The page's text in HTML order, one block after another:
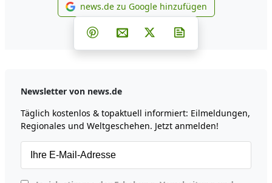
news.de zu Google
news.de zu Google hinzufügen
Teilen auf Facebook
Teilen auf Whatsapp
Teilen auf Telegram
Teilen auf Pinterest
Per E-Mail teilen
Post auf X
Newsletter von news.de
Täglich kostenlos & topaktuell informiert: Eilmeldungen,
Regionales und Weltgeschehen. Jetzt anmelden!